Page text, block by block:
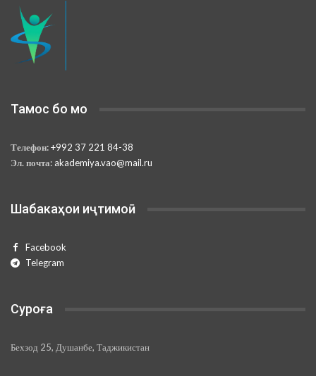
Тамос бо мо
Телефон:+992 37 221 84-38
Эл. почта: akademiya.vao@mail.ru
Шабакаҳои иҷтимоӣ
Facebook
Telegram
Суроға
Бехзод 25, Душанбе, Таджикистан